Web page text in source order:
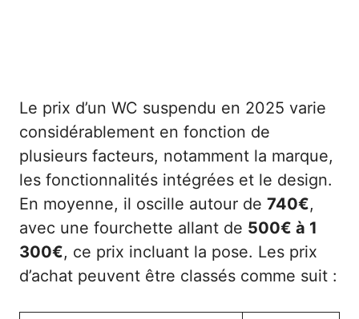
Le prix d’un WC suspendu en 2025 varie
considérablement en fonction de
plusieurs facteurs, notamment la marque,
les fonctionnalités intégrées et le design.
En moyenne, il oscille autour de 740€,
avec une fourchette allant de 500€ à 1
300€, ce prix incluant la pose. Les prix
d’achat peuvent être classés comme suit :